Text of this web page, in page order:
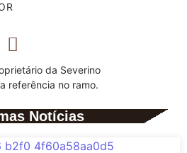
da Severino
referência no ramo.
Notícias